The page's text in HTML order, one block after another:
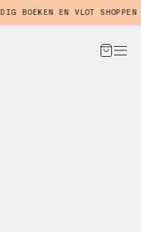
EN VLOT SHOPPEN IN